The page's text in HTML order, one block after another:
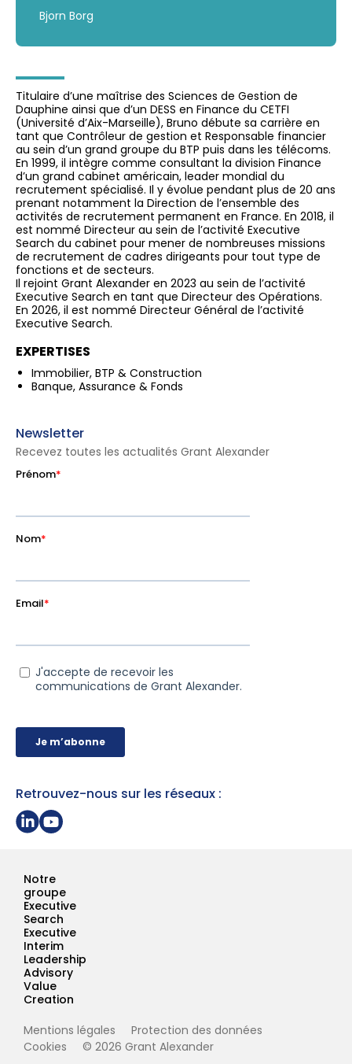
Bjorn Borg
Titulaire d’une maîtrise des Sciences de Gestion de
Dauphine ainsi que d’un DESS en Finance du CETFI
(Université d’Aix-Marseille), Bruno débute sa carrière en
tant que Contrôleur de gestion et Responsable financier
au sein d’un grand groupe du BTP puis dans les télécoms.
En 1999, il intègre comme consultant la division Finance
d’un grand cabinet américain, leader mondial du
recrutement spécialisé. Il y évolue pendant plus de 20 ans
prenant notamment la Direction de l’ensemble des
activités de recrutement permanent en France. En 2018, il
est nommé Directeur au sein de l’activité Executive
Search du cabinet pour mener de nombreuses missions
de recrutement de cadres dirigeants pour tout type de
fonctions et de secteurs.
Il rejoint Grant Alexander en 2023 au sein de l’activité
Executive Search en tant que Directeur des Opérations.
En 2026, il est nommé Directeur Général de l’activité
Executive Search.
EXPERTISES
Immobilier, BTP & Construction
Banque, Assurance & Fonds
Newsletter
Recevez toutes les actualités Grant Alexander
Retrouvez-nous sur les réseaux :
Partager sur Linkedin
Page Youtube Grant Alexander
Notre
groupe
Executive
Search
Executive
Interim
Leadership
Advisory
Value
Creation
Mentions légales
Protection des données
Cookies
© 2026 Grant Alexander